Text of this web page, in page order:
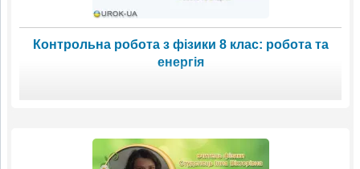
Контрольна робота з фізики 8 клас: робота та
енергія